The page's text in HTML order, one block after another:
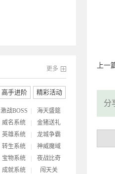
上一
分
更多
高手进阶 精彩活动
激战BOSS
海天盛筵
威名系统
金猪送礼
英雄系统
龙城争霸
转生系统
神威魔域
宝物系统
夜战比奇
成就系统 闯天关